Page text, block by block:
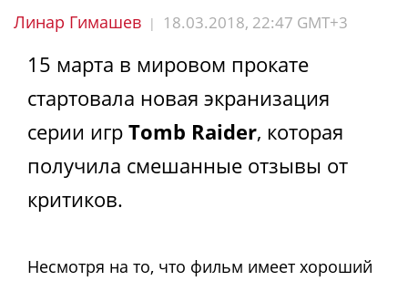
Линар Гимашев | 18.03.2018, 22:47 GMT+3
15 марта в мировом прокате
стартовала новая экранизация
серии игр Tomb Raider, которая
получила смешанные отзывы от
критиков.
Несмотря на то, что фильм имеет хороший